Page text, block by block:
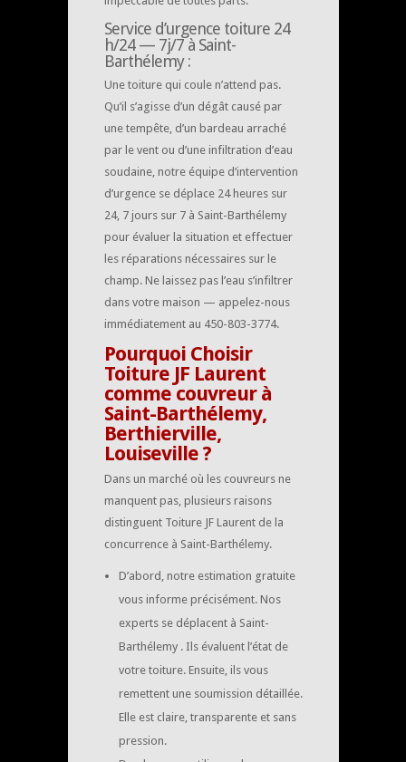
Service d’urgence toiture 24
h/24 — 7j/7 à Saint-
Barthélemy :
Une toiture qui coule n’attend pas.
Qu’il s’agisse d’un dégât causé par
une tempête, d’un bardeau arraché
par le vent ou d’une infiltration d’eau
soudaine, notre équipe d’intervention
d’urgence se déplace 24 heures sur
24, 7 jours sur 7 à Saint-Barthélemy
pour évaluer la situation et effectuer
les réparations nécessaires sur le
champ. Ne laissez pas l’eau s’infiltrer
dans votre maison — appelez-nous
immédiatement au 450-803-3774.
Pourquoi Choisir
Toiture JF Laurent
comme couvreur à
Saint-Barthélemy,
Berthierville,
Louiseville ?
Dans un marché où les couvreurs ne
manquent pas, plusieurs raisons
distinguent Toiture JF Laurent de la
concurrence à Saint-Barthélemy.
D’abord, notre estimation gratuite
vous informe précisément. Nos
experts se déplacent à Saint-
Barthélemy . Ils évaluent l’état de
votre toiture. Ensuite, ils vous
remettent une soumission détaillée.
Elle est claire, transparente et sans
pression.